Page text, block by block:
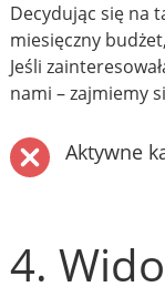
Decydując się na
miesięczny
Jeśli
nami – zajmiemy
Aktywne
4.